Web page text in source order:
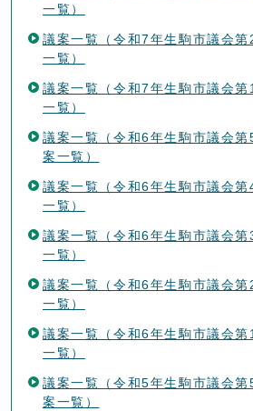
一覧）
議案一覧（令和7年生駒市議会
一覧）
議案一覧（令和7年生駒市議会
一覧）
議案一覧（令和6年生駒市議会
案一覧）
議案一覧（令和6年生駒市議会
一覧）
議案一覧（令和6年生駒市議会
一覧）
議案一覧（令和6年生駒市議会
一覧）
議案一覧（令和6年生駒市議会
一覧）
議案一覧（令和5年生駒市議会
案一覧）